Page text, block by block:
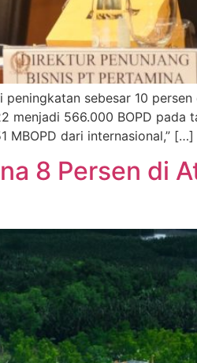
sebesar 10
menjadi 566.000 BOPD pada
MBOPD dari internasional,” […]
8 Persen di